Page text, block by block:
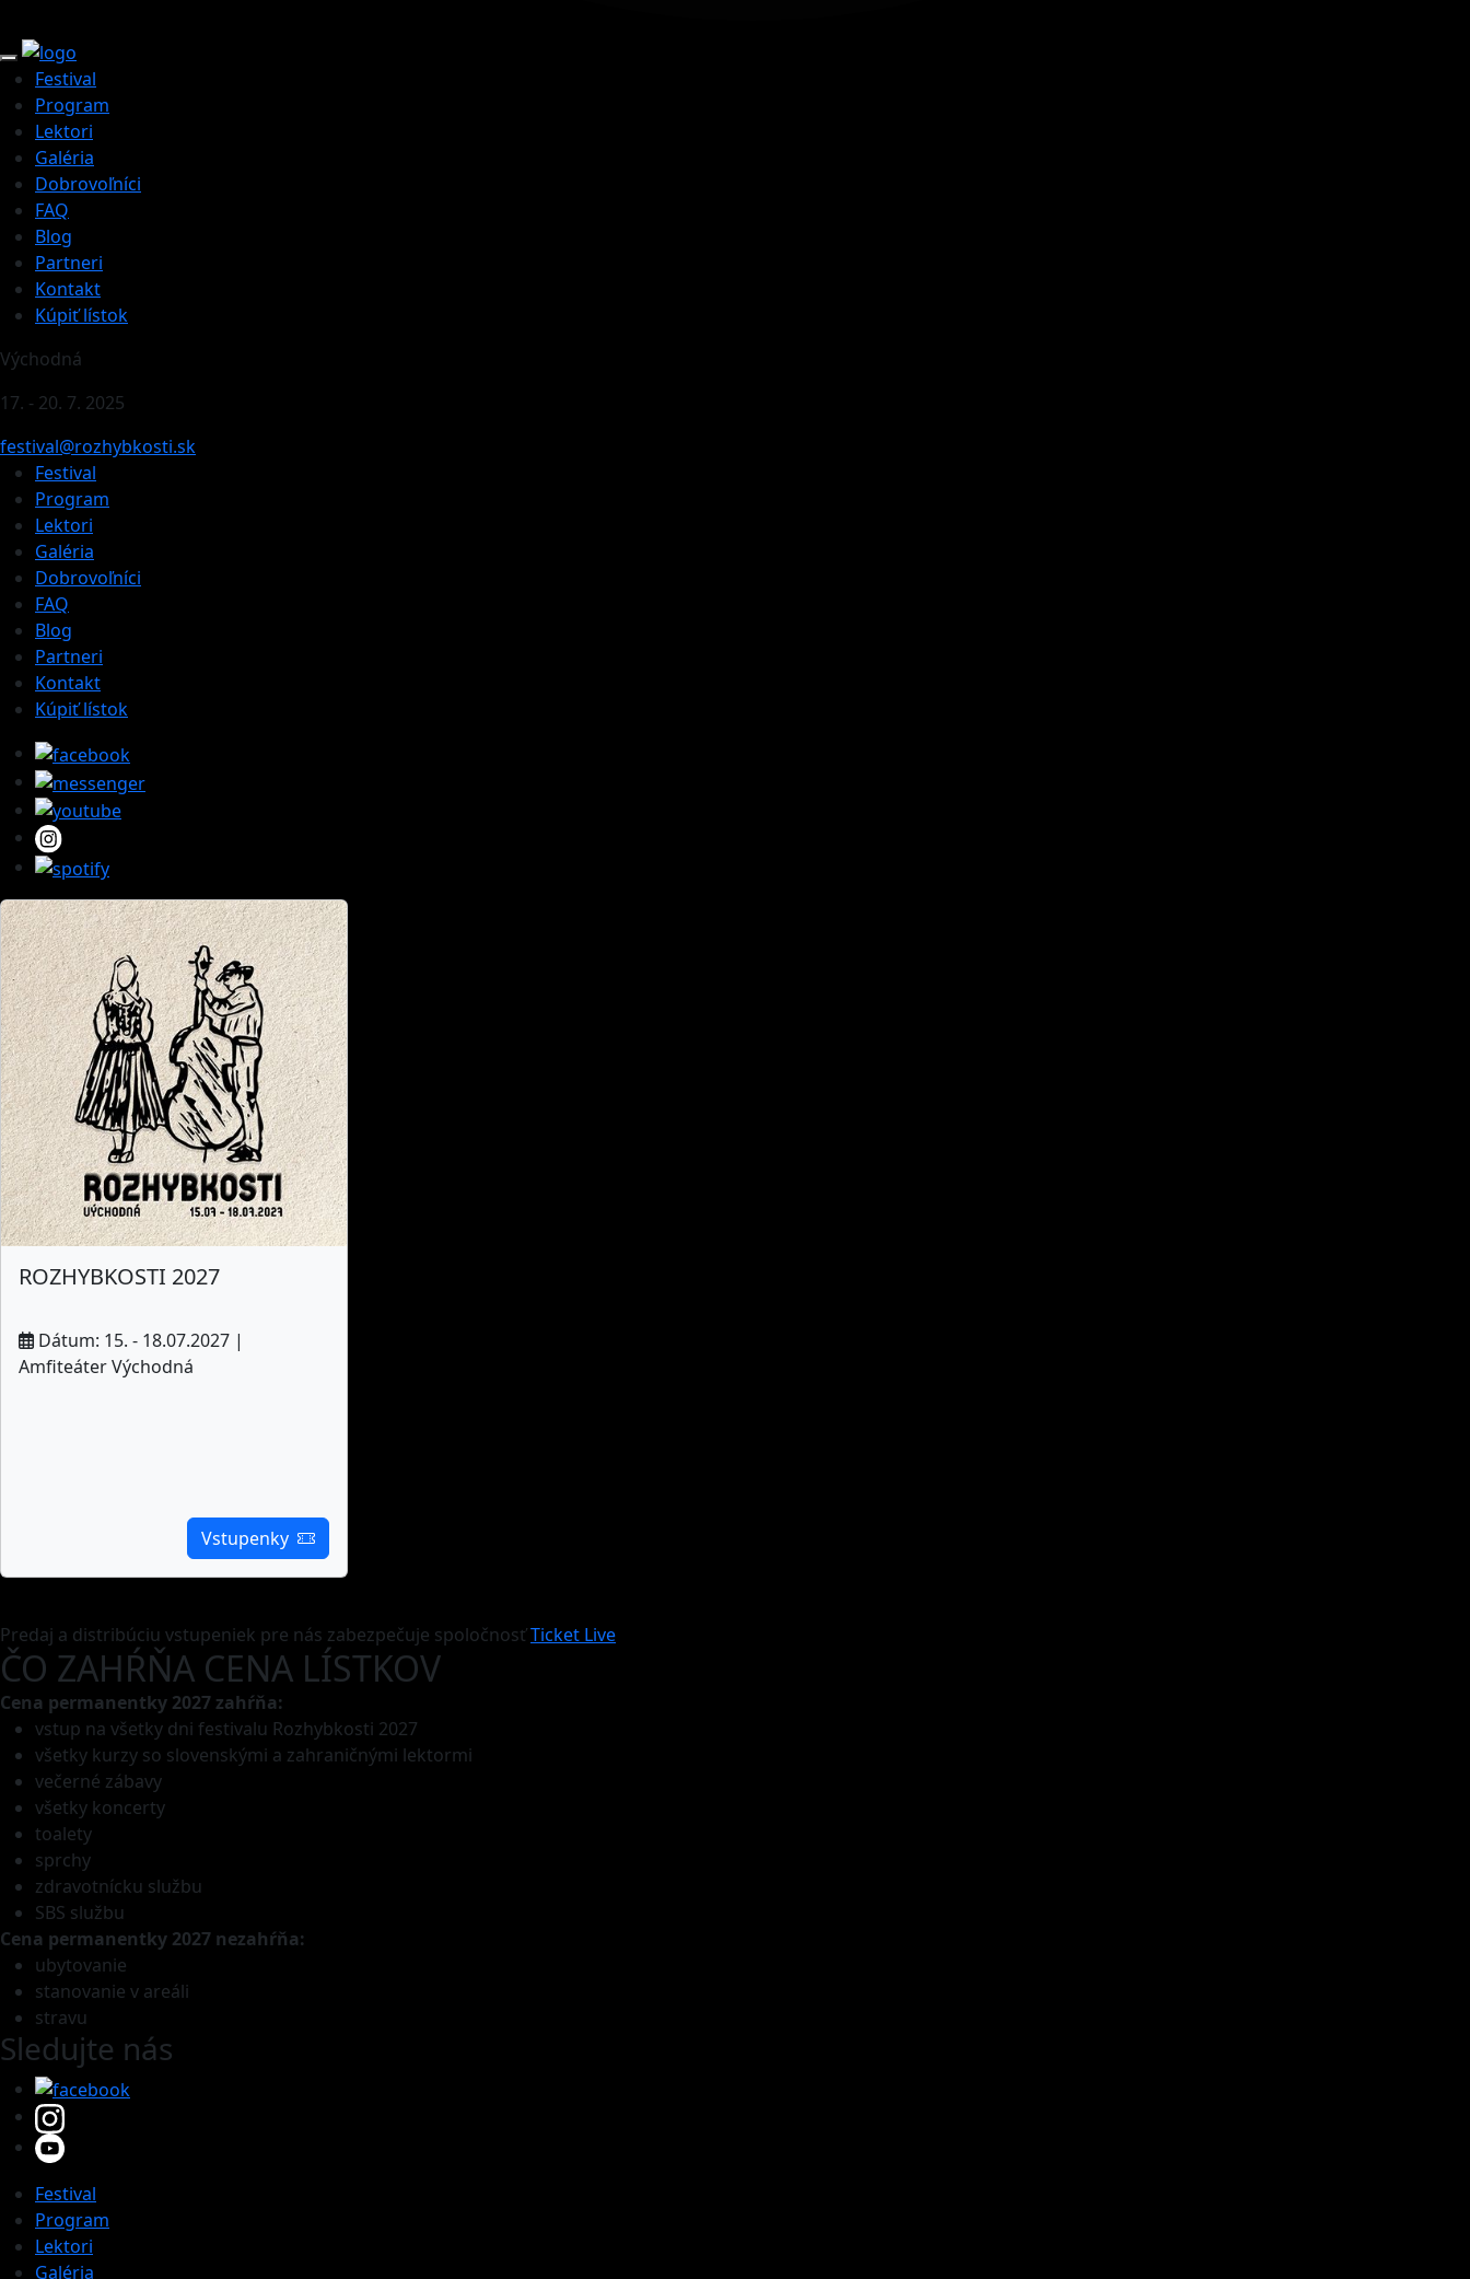
Festival
Program
Lektori
Galéria
Dobrovoľníci
FAQ
Blog
Partneri
Kontakt
Kúpiť lístok
Východná
17. - 20. 7. 2025
festival@rozhybkosti.sk
Festival
Program
Lektori
Galéria
Dobrovoľníci
FAQ
Blog
Partneri
Kontakt
Kúpiť lístok
ROZHYBKOSTI 2027
Dátum: 15. - 18.07.2027 |
Amfiteáter Východná
Vstupenky
Predaj a distribúciu vstupeniek pre nás zabezpečuje spoločnosťTicket Live
ČO ZAHŔŇA CENA LÍSTKOV
Cena permanentky 2027 zahŕňa:
vstup na všetky dni festivalu Rozhybkosti 2027
všetky kurzy so slovenskými a zahraničnými lektormi
večerné zábavy
všetky koncerty
toalety
sprchy
zdravotnícku službu
SBS službu
Cena permanentky 2027 nezahŕňa:
ubytovanie
stanovanie v areáli
stravu
Sledujte nás
Festival
Program
Lektori
Galéria